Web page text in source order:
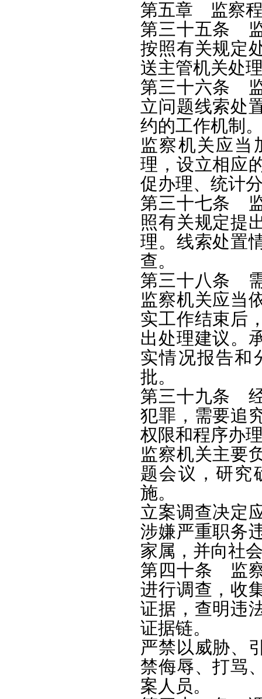
第五章 监察
第三十五条
按照有关规定
送主管机关处
第三十六条
立问题线索处
约的工作机制
监察机关应当
理，设立相应
促办理、统计
第三十七条
照有关规定提
理。线索处置
查。
第三十八条
监察机关应当
实工作结束后
出处理建议。
实情况报告和
批。
第三十九条
犯罪，需要追
权限和程序办
监察机关主要
题会议，研究
施。
立案调查决定
涉嫌严重职务
家属，并向社
第四十条 监
进行调查，收
证据，查明违
证据链。
严禁以威胁、
禁侮辱、打骂
案人员。